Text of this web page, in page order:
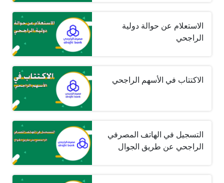
الاستعلام عن حوالة دولية
الراجحي
الاكتتاب في الأسهم الراجحي
التسجيل في الهاتف المصرفي
الراجحي عن طريق الجوال